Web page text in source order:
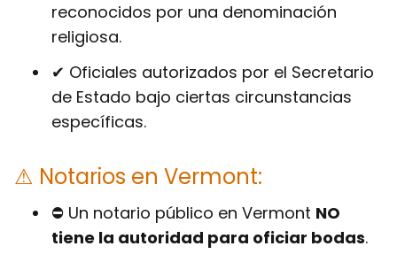
reconocidos por una denominación
religiosa.
✔ Oficiales autorizados por el Secretario
de Estado bajo ciertas circunstancias
específicas.
⚠ Notarios en Vermont:
⛔ Un notario público en Vermont NO
tiene la autoridad para oficiar bodas.